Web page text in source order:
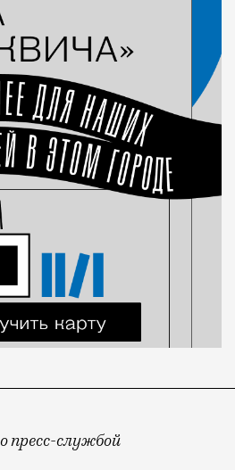
пресс-службой